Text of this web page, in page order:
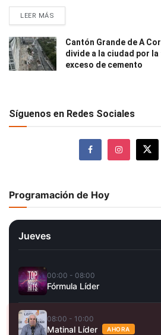
LEER MÁS
Cantón Grande de A
divide a la ciudad por la
exceso de cemento
Síguenos en Redes Sociales
Programación de Hoy
Jueves
00:00 - 08:00
Fórmula Líder
08:00 - 10:00
Matinal Líder AHORA